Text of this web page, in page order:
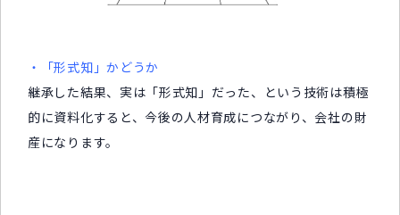
・「形式知」かどうか
継承した結果、実は「形式知」だった、という技術は積極
的に資料化すると、今後の人材育成につながり、会社の財
産になります。